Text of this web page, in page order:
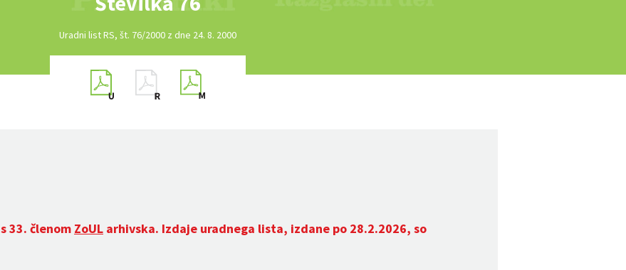
Uradni list RS, št. 76/2000 z dne 24. 8. 2000
33. členom ZoUL arhivska. Izdaje uradnega lista, izdane po 28.2.2026, so